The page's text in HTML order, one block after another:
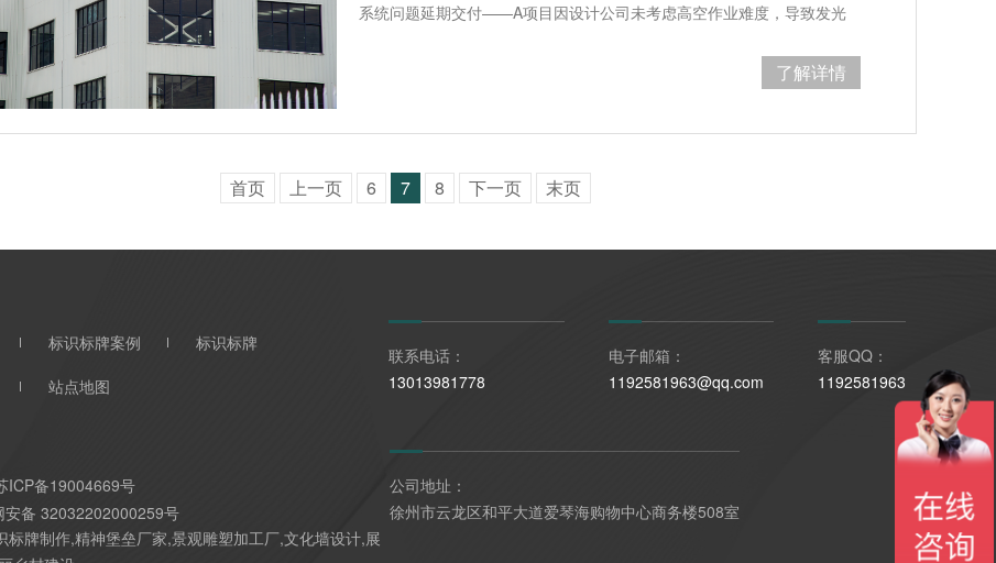
系统问题延期交付——A项目因设计公司未考虑高空作业难度，导致发光
了解详情
首页 上一页 6 7 8 下一页 末页
标识标牌案例
标识标牌
站点地图
联系电话：
13013981778
电子邮箱：
1192581963@qq.com
客服QQ：
1192581963
ICP备19004669号
安备 32032202000259号
标牌制作,精神堡垒厂家,景观雕塑加工厂,文化墙设计,展
公司地址：
徐州市云龙区和平大道爱琴海购物中心商务楼508室